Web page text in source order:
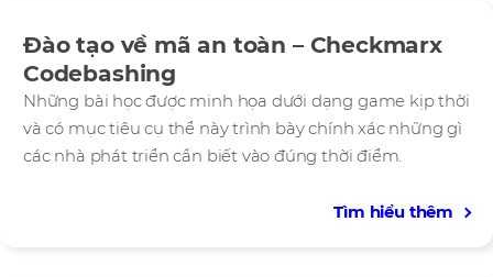
Đào tạo về mã an toàn – Checkmarx
Codebashing
Những bài học được minh họa dưới dạng game kịp thời
và có mục tiêu cụ thể này trình bày chính xác những gì
các nhà phát triển cần biết vào đúng thời điểm.
Tìm hiểu thêm